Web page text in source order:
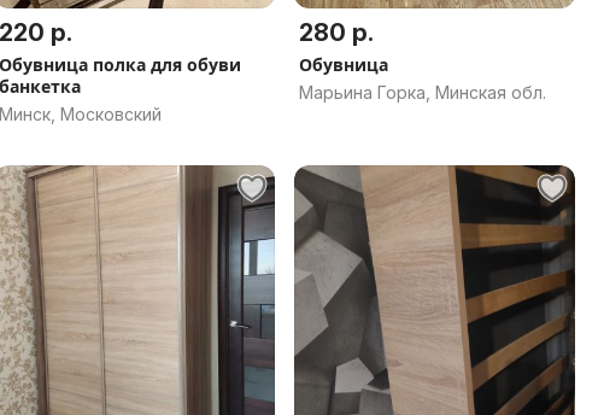
220 р.
Обувница полка для обуви
банкетка
Минск, Московский
280 р.
Обувница
Марьина Горка, Минская обл.